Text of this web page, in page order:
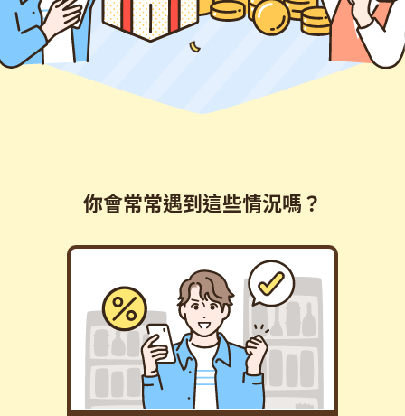
你會常常遇到這些情況嗎？